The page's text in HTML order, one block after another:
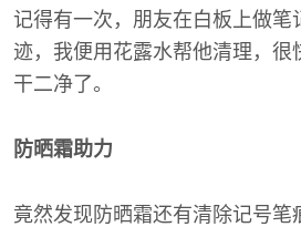
记得有一次，朋友在白板上做笔
迹，我便用花露水帮他清理，很
干二净了。
防晒霜助力
竟然发现防晒霜还有清除记号笔